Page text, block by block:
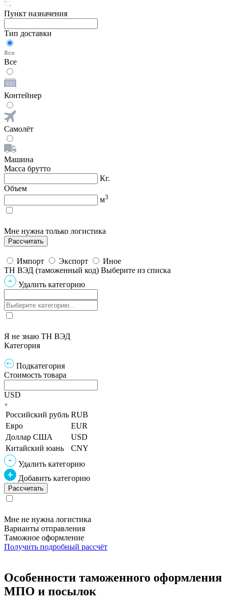
Пункт назначения
Тип доставки
Все
Контейнер
Самолёт
Машина
Масса брутто
Кг.
Объем
м3
Мне нужна только логистика
Импорт Экспорт
Иное
ТН ВЭД (таможенный код) Выберите из списка
Удалить категорию
Я не знаю ТН ВЭД
Категория
Подкатегория
Стоимость товара
USD
Российский рубль RUB
Евро
EUR
Доллар США
USD
Китайский юань
CNY
Удалить категорию
Добавить категорию
Мне не нужна логистика
Варианты отправления
Таможное оформление
Получить подробный рассчёт
Особенности таможенного оформления
МПО и посылок